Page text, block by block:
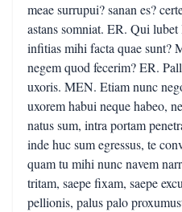
meae surrupui? sanan es?
astans somniat. ER. Qui
infitias mihi facta quae sunt?
negem quod fecerim? ER.
uxoris. MEN. Etiam nunc
uxorem habui neque habeo,
natus sum, intra portam
inde huc sum egressus, te
quam tu mihi nunc navem
tritam, saepe fixam, saepe
pellionis, palus palo